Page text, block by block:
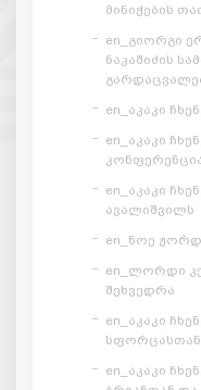
მინიჭების
en_გიორგი
ნაკაშიძის
en_აკაკი
en_აკაკი
en_აკაკი
ავალიშვილს
en_ნოე
en_ლორდი
შეხვედრა
en_აკაკი
სფორცასთან
en_აკაკი